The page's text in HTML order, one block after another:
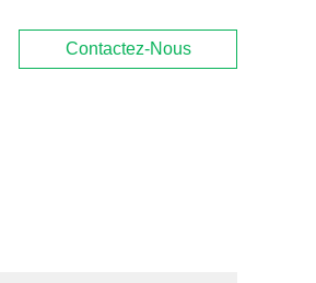
Contactez-Nous